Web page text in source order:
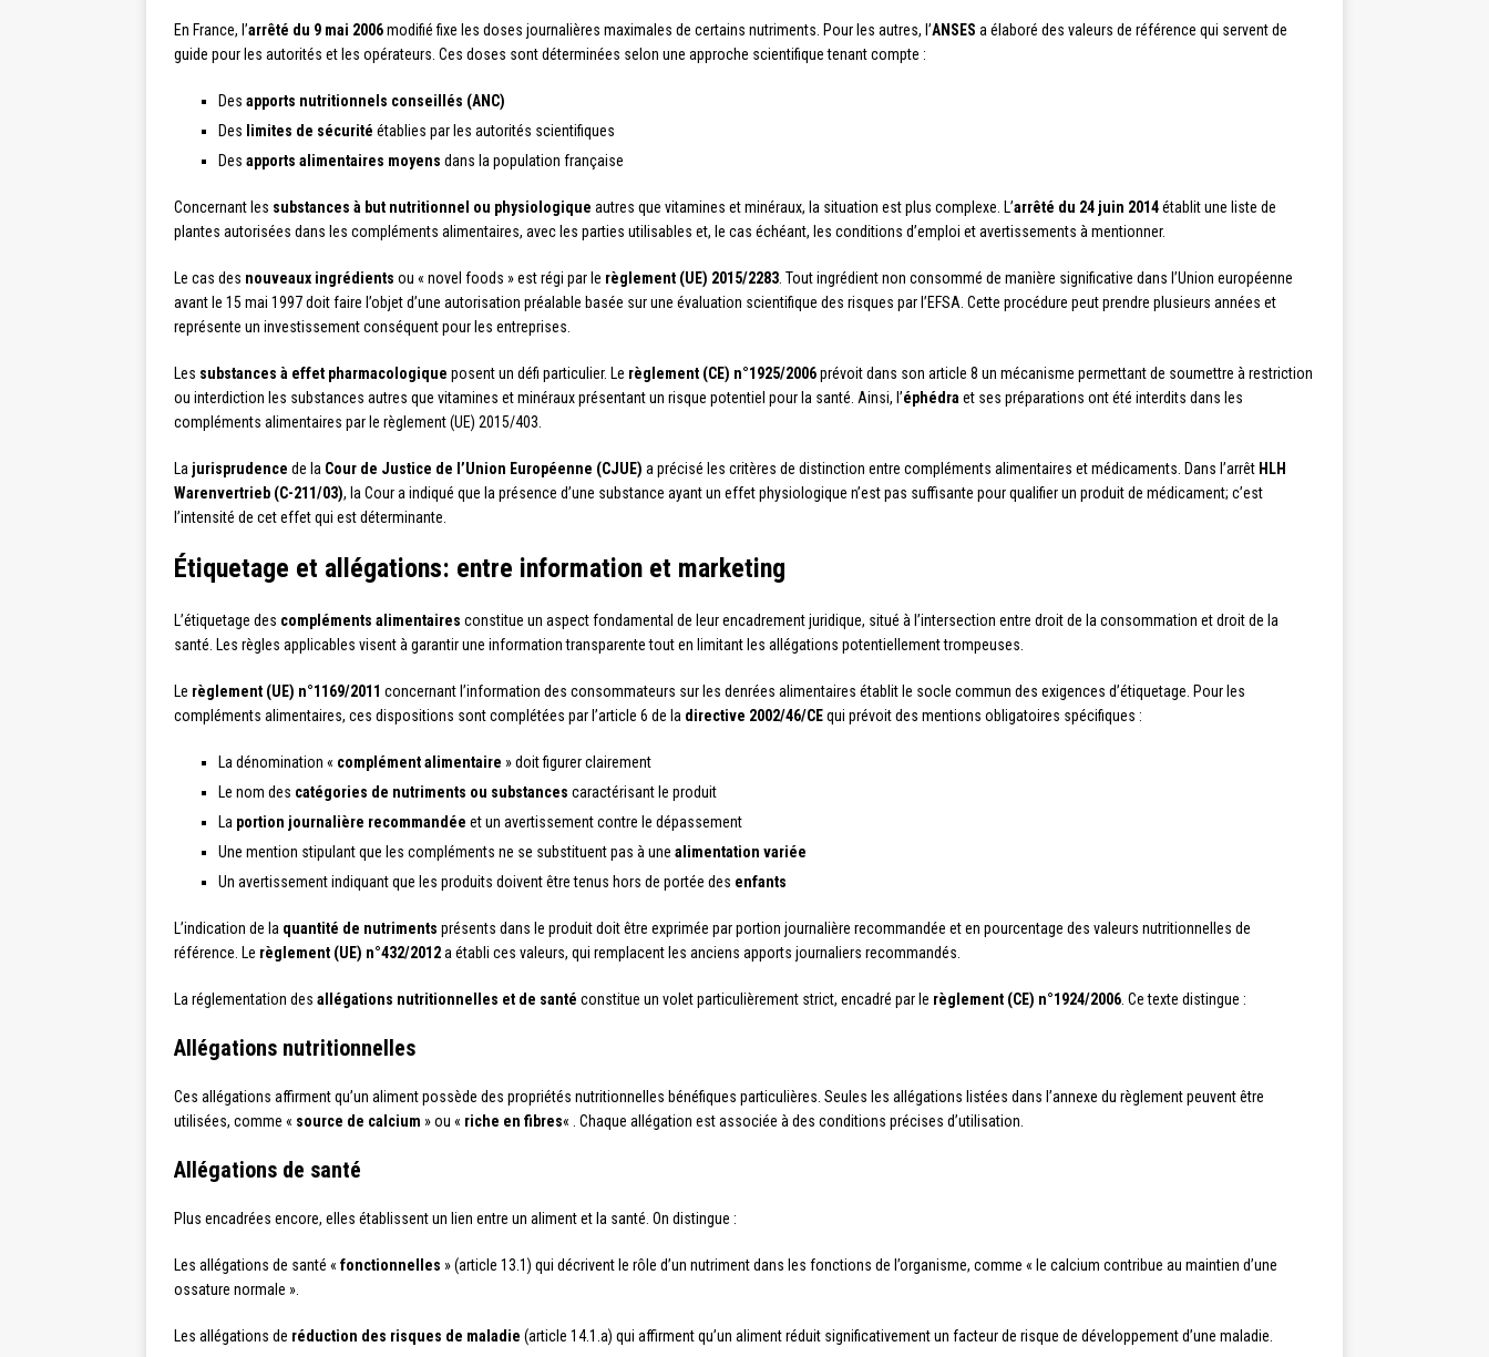
En France, l’arrêté du 9 mai 2006modifié fixe les doses journalières maximales de certains nutriments. Pour les autres, l’ANSES a élaboré des valeurs de référence qui servent de
guide pour les autorités et les opérateurs. Ces doses sont déterminées selon une approche scientifique tenant compte :
Des apports nutritionnels conseillés (ANC)
Des limites de sécurité établies par les autorités scientifiques
Des apports alimentaires moyens dans la population française
Concernant les substances à but nutritionnel ou physiologique autres que vitamines et minéraux, la situation est plus complexe. L’arrêté du 24 juin 2014établit une liste de
plantes autorisées dans les compléments alimentaires, avec les parties utilisables et, le cas échéant, les conditions d’emploi et avertissements à mentionner.
Le cas des nouveaux ingrédients ou « novel foods » est régi par le règlement (UE) 2015/2283 . Tout ingrédient non consommé de manière significative dans l’Union européenne
avant le 15 mai 1997 doit faire l’objet d’une autorisation préalable basée sur une évaluation scientifique des risques par l’EFSA. Cette procédure peut prendre plusieurs années et
représente un investissement conséquent pour les entreprises.
Les substances à effet pharmacologique posent un défi particulier. Le règlement (CE) n°1925/2006prévoit dans son article 8 un mécanisme permettant de soumettre à restriction
ou interdiction les substances autres que vitamines et minéraux présentant un risque potentiel pour la santé. Ainsi, l’éphédra et ses préparations ont été interdits dans les
compléments alimentaires par le règlement (UE) 2015/403.
La jurisprudence de la Cour de Justice de l’Union Européenne (CJUE) a précisé les critères de distinction entre compléments alimentaires et médicaments. Dans l’arrêt HLH
Warenvertrieb (C-211/03), la Cour a indiqué que la présence d’une substance ayant un effet physiologique n’est pas suffisante pour qualifier un produit de médicament; c’est
l’intensité de cet effet qui est déterminante.
Étiquetage et allégations: entre information et marketing
L’étiquetage des compléments alimentaires constitue un aspect fondamental de leur encadrement juridique, situé à l’intersection entre droit de la consommation et droit de la
santé. Les règles applicables visent à garantir une information transparente tout en limitant les allégations potentiellement trompeuses.
Le règlement (UE) n°1169/2011 concernant l’information des consommateurs sur les denrées alimentaires établit le socle commun des exigences d’étiquetage. Pour les
compléments alimentaires, ces dispositions sont complétées par l’article 6 de la directive 2002/46/CEqui prévoit des mentions obligatoires spécifiques :
La dénomination « complément alimentaire » doit figurer clairement
Le nom des catégories de nutriments ou substances caractérisant le produit
La portion journalière recommandée et un avertissement contre le dépassement
Une mention stipulant que les compléments ne se substituent pas à une alimentation variée
Un avertissement indiquant que les produits doivent être tenus hors de portée des enfants
L’indication de la quantité de nutriments présents dans le produit doit être exprimée par portion journalière recommandée et en pourcentage des valeurs nutritionnelles de
référence. Le règlement (UE) n°432/2012a établi ces valeurs, qui remplacent les anciens apports journaliers recommandés.
La réglementation des allégations nutritionnelles et de santé constitue un volet particulièrement strict, encadré par le règlement (CE) n°1924/2006 . Ce texte distingue :
Allégations nutritionnelles
Ces allégations affirment qu’un aliment possède des propriétés nutritionnelles bénéfiques particulières. Seules les allégations listées dans l’annexe du règlement peuvent être
utilisées, comme « source de calcium » ou « riche en fibres« . Chaque allégation est associée à des conditions précises d’utilisation.
Allégations de santé
Plus encadrées encore, elles établissent un lien entre un aliment et la santé. On distingue :
Les allégations de santé « fonctionnelles » (article 13.1) qui décrivent le rôle d’un nutriment dans les fonctions de l’organisme, comme « le calcium contribue au maintien d’une
ossature normale ».
Les allégations de réduction des risques de maladie (article 14.1.a) qui affirment qu’un aliment réduit significativement un facteur de risque de développement d’une maladie.